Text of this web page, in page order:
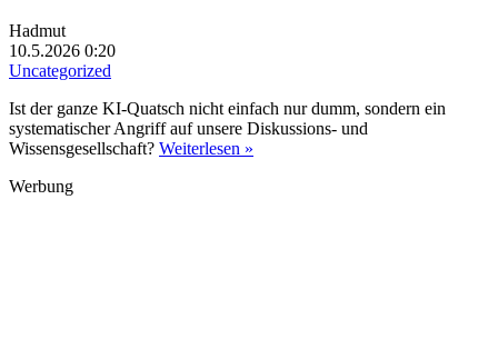
Hadmut
10.5.2026 0:20
Uncategorized
Ist der ganze KI-Quatsch nicht einfach nur dumm, sondern ein
systematischer Angriff auf unsere Diskussions- und
Wissensgesellschaft? Weiterlesen »
Werbung